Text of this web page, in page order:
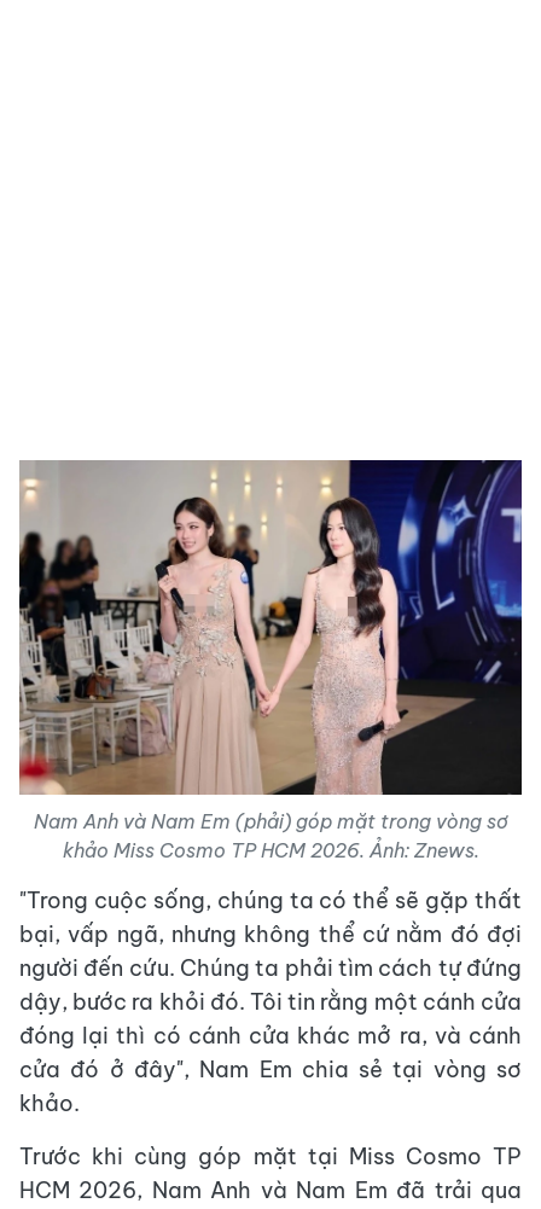
Nam Anh và Nam Em (phải) góp mặt trong vòng sơ
khảo Miss Cosmo TP HCM 2026. Ảnh: Znews.
"Trong cuộc sống, chúng ta có thể sẽ gặp thất
bại, vấp ngã, nhưng không thể cứ nằm đó đợi
người đến cứu. Chúng ta phải tìm cách tự đứng
dậy, bước ra khỏi đó. Tôi tin rằng một cánh cửa
đóng lại thì có cánh cửa khác mở ra, và cánh
cửa đó ở đây", Nam Em chia sẻ tại vòng sơ
khảo.
Trước khi cùng góp mặt tại Miss Cosmo TP
HCM 2026, Nam Anh và Nam Em đã trải qua